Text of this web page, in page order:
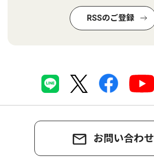
RSSのご登録
お問い合わせ